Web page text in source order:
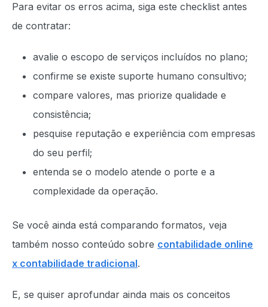
Para evitar os erros acima, siga este checklist antes
de contratar:
avalie o escopo de serviços incluídos no plano;
confirme se existe suporte humano consultivo;
compare valores, mas priorize qualidade e
consistência;
pesquise reputação e experiência com empresas
do seu perfil;
entenda se o modelo atende o porte e a
complexidade da operação.
Se você ainda está comparando formatos, veja
também nosso conteúdo sobre contabilidade online
x contabilidade tradicional.
E, se quiser aprofundar ainda mais os conceitos